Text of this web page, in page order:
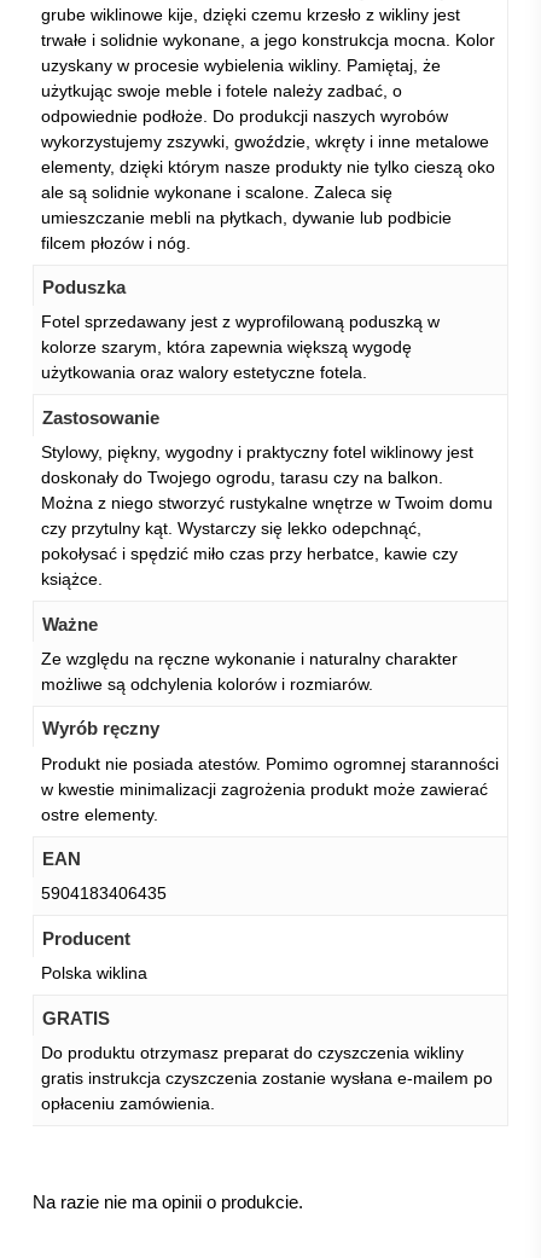
grube wiklinowe kije, dzięki czemu krzesło z wikliny jest
trwałe i solidnie wykonane, a jego konstrukcja mocna. Kolor
uzyskany w procesie wybielenia wikliny. Pamiętaj, że
użytkując swoje meble i fotele należy zadbać, o
odpowiednie podłoże. Do produkcji naszych wyrobów
wykorzystujemy zszywki, gwoździe, wkręty i inne metalowe
elementy, dzięki którym nasze produkty nie tylko cieszą oko
ale są solidnie wykonane i scalone. Zaleca się
umieszczanie mebli na płytkach, dywanie lub podbicie
filcem płozów i nóg.
Poduszka
Fotel sprzedawany jest z wyprofilowaną poduszką w
kolorze szarym, która zapewnia większą wygodę
użytkowania oraz walory estetyczne fotela.
Zastosowanie
Stylowy, piękny, wygodny i praktyczny fotel wiklinowy jest
doskonały do Twojego ogrodu, tarasu czy na balkon.
Można z niego stworzyć rustykalne wnętrze w Twoim domu
czy przytulny kąt. Wystarczy się lekko odepchnąć,
pokołysać i spędzić miło czas przy herbatce, kawie czy
książce.
Ważne
Ze względu na ręczne wykonanie i naturalny charakter
możliwe są odchylenia kolorów i rozmiarów.
Wyrób ręczny
Produkt nie posiada atestów. Pomimo ogromnej staranności
w kwestie minimalizacji zagrożenia produkt może zawierać
ostre elementy.
EAN
5904183406435
Producent
Polska wiklina
GRATIS
Do produktu otrzymasz preparat do czyszczenia wikliny
gratis instrukcja czyszczenia zostanie wysłana e-mailem po
opłaceniu zamówienia.
Na razie nie ma opinii o produkcie.